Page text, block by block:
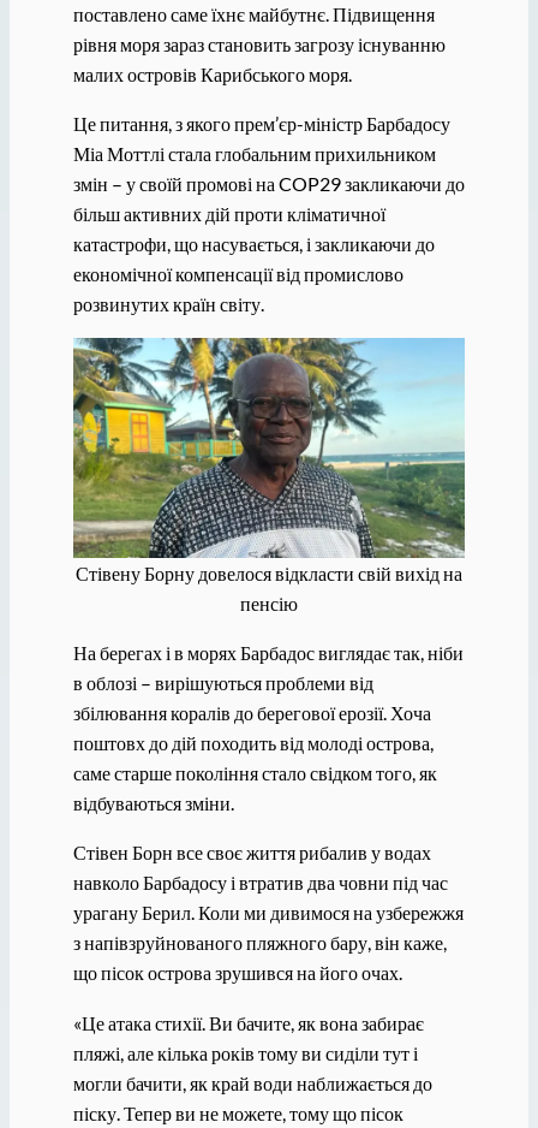
поставлено саме їхнє майбутнє. Підвищення
рівня моря зараз становить загрозу існуванню
малих островів Карибського моря.
Це питання, з якого прем’єр-міністр Барбадосу
Міа Моттлі стала глобальним прихильником
змін – у своїй промові на COP29 закликаючи до
більш активних дій проти кліматичної
катастрофи, що насувається, і закликаючи до
економічної компенсації від промислово
розвинутих країн світу.
Стівену Борну довелося відкласти свій вихід на
пенсію
На берегах і в морях Барбадос виглядає так, ніби
в облозі – вирішуються проблеми від
збілювання коралів до берегової ерозії. Хоча
поштовх до дій походить від молоді острова,
саме старше покоління стало свідком того, як
відбуваються зміни.
Стівен Борн все своє життя рибалив у водах
навколо Барбадосу і втратив два човни під час
урагану Берил. Коли ми дивимося на узбережжя
з напівзруйнованого пляжного бару, він каже,
що пісок острова зрушився на його очах.
«Це атака стихії. Ви бачите, як вона забирає
пляжі, але кілька років тому ви сиділи тут і
могли бачити, як край води наближається до
піску. Тепер ви не можете, тому що пісок